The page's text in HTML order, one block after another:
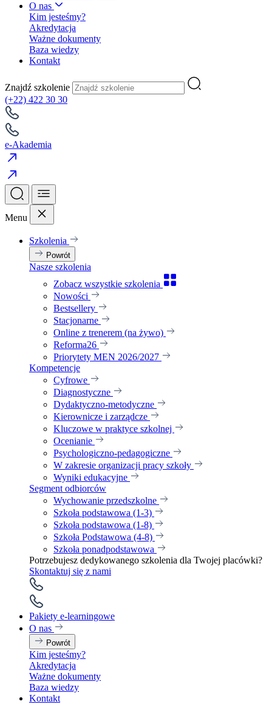
O nas
Kim jesteśmy?
Akredytacja
Ważne dokumenty
Baza wiedzy
Kontakt
Znajdź szkolenie
(+22) 422 30 30
e-Akademia
Menu
Szkolenia
Powrót
Nasze szkolenia
Zobacz wszystkie szkolenia
Nowości
Bestsellery
Stacjonarne
Online z trenerem (na żywo)
Reforma26
Priorytety MEN 2026/2027
Kompetencje
Cyfrowe
Diagnostyczne
Dydaktyczno-metodyczne
Kierownicze i zarządcze
Kluczowe w praktyce szkolnej
Ocenianie
Psychologiczno-pedagogiczne
W zakresie organizacji pracy szkoły
Wyniki edukacyjne
Segment odbiorców
Wychowanie przedszkolne
Szkoła podstawowa (1-3)
Szkoła podstawowa (1-8)
Szkoła Podstawowa (4-8)
Szkoła ponadpodstawowa
Potrzebujesz dedykowanego szkolenia dla Twojej placówki?
Skontaktuj się z nami
Pakiety e-learningowe
O nas
Powrót
Kim jesteśmy?
Akredytacja
Ważne dokumenty
Baza wiedzy
Kontakt